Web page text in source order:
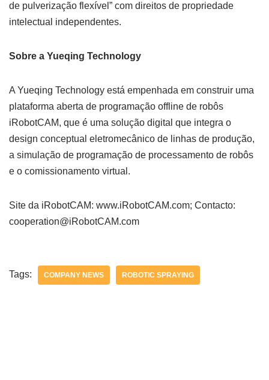
de pulverização flexível” com direitos de propriedade
intelectual independentes.
Sobre a Yueqing Technology
A Yueqing Technology está empenhada em construir uma
plataforma aberta de programação offline de robôs
iRobotCAM, que é uma solução digital que integra o
design conceptual eletromecânico de linhas de produção,
a simulação de programação de processamento de robôs
e o comissionamento virtual.
Site da iRobotCAM: www.iRobotCAM.com; Contacto:
cooperation@iRobotCAM.com
Tags: COMPANY NEWS ROBOTIC SPRAYING